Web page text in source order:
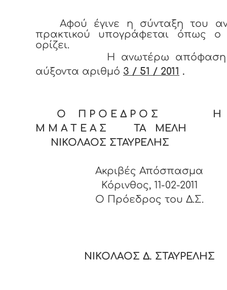
Αφού έγινε η σύνταξη του
πρακτικού υπογράφεται όπως ο
ορίζει.
Η ανωτέρω απόφαση
αύξοντα αριθμό 3 / 51 / 2011 .
Ο Π Ρ Ο Ε Δ Ρ Ο Σ Η Γ
Μ Μ Α Τ Ε Α Σ ΤΑ ΜΕΛΗ
ΝΙΚΟΛΑΟΣ ΣΤΑΥΡΕΛΗΣ
Ακριβές Απόσπασμα
Κόρινθος, 11-02-2011
O Πρόεδρος του Δ.Σ.
ΝΙΚΟΛΑΟΣ Δ. ΣΤΑΥΡΕΛΗΣ